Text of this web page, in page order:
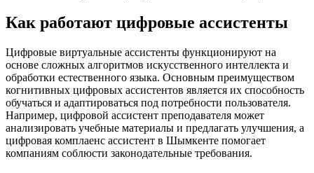
Как работают цифровые ассистенты
Цифровые виртуальные ассистенты функционируют на
основе сложных алгоритмов искусственного интеллекта и
обработки естественного языка. Основным преимуществом
когнитивных цифровых ассистентов является их способность
обучаться и адаптироваться под потребности пользователя.
Например, цифровой ассистент преподавателя может
анализировать учебные материалы и предлагать улучшения, а
цифровая комплаенс ассистент в Шымкенте помогает
компаниям соблюсти законодательные требования.